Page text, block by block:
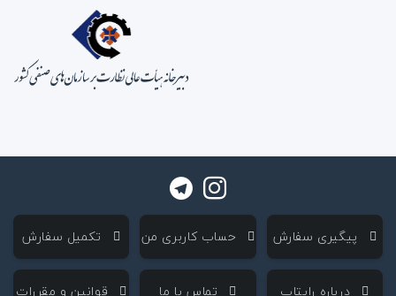
‌ پیگیری سفارش ‌ حساب کاربری من ‌ تکمیل سفارش
‌ درباره رایتاپ ‌ تماس با ما ‌ قوانین و مقررات